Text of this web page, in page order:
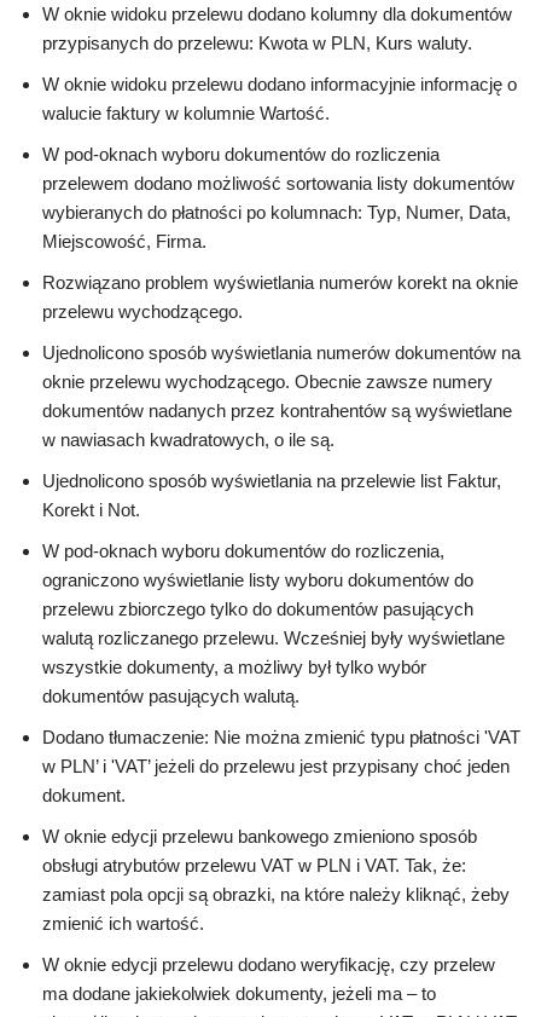
W oknie widoku przelewu dodano kolumny dla dokumentów
przypisanych do przelewu: Kwota w PLN, Kurs waluty.
W oknie widoku przelewu dodano informacyjnie informację o
walucie faktury w kolumnie Wartość.
W pod-oknach wyboru dokumentów do rozliczenia
przelewem dodano możliwość sortowania listy dokumentów
wybieranych do płatności po kolumnach: Typ, Numer, Data,
Miejscowość, Firma.
Rozwiązano problem wyświetlania numerów korekt na oknie
przelewu wychodzącego.
Ujednolicono sposób wyświetlania numerów dokumentów na
oknie przelewu wychodzącego. Obecnie zawsze numery
dokumentów nadanych przez kontrahentów są wyświetlane
w nawiasach kwadratowych, o ile są.
Ujednolicono sposób wyświetlania na przelewie list Faktur,
Korekt i Not.
W pod-oknach wyboru dokumentów do rozliczenia,
ograniczono wyświetlanie listy wyboru dokumentów do
przelewu zbiorczego tylko do dokumentów pasujących
walutą rozliczanego przelewu. Wcześniej były wyświetlane
wszystkie dokumenty, a możliwy był tylko wybór
dokumentów pasujących walutą.
Dodano tłumaczenie: Nie można zmienić typu płatności 'VAT
w PLN’ i 'VAT’ jeżeli do przelewu jest przypisany choć jeden
dokument.
W oknie edycji przelewu bankowego zmieniono sposób
obsługi atrybutów przelewu VAT w PLN i VAT. Tak, że:
zamiast pola opcji są obrazki, na które należy kliknąć, żeby
zmienić ich wartość.
W oknie edycji przelewu dodano weryfikację, czy przelew
ma dodane jakiekolwiek dokumenty, jeżeli ma – to